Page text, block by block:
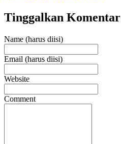
Tinggalkan Komentar
Name (harus diisi)
Email (harus diisi)
Website
Comment